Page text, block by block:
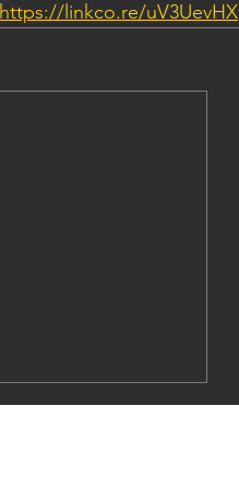
https://linkco.re/uV3UevHX